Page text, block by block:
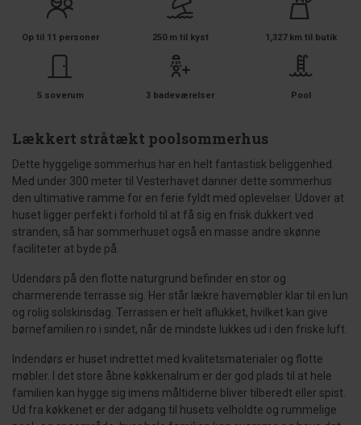
Op til 11 personer 250 m til kyst 1,327 km til butik
5 soverum 3 badeværelser Pool
Lækkert stråtækt poolsommerhus
Dette hyggelige sommerhus har en helt fantastisk beliggenhed.
Med under 300 meter til Vesterhavet danner dette sommerhus
den ultimative ramme for en ferie fyldt med oplevelser. Udover at
huset ligger perfekt i forhold til at få sig en frisk dukkert ved
stranden, så har sommerhuset også en masse andre skønne
faciliteter at byde på.
Udendørs på den flotte naturgrund befinder en stor og
charmerende terrasse sig. Her står lækre havemøbler klar til en lun
og rolig solskinsdag. Terrassen er helt aflukket, hvilket kan give
børnefamilien ro i sindet, når de mindste lukkes ud i den friske luft.
Indendørs er huset indrettet med kvalitetsmaterialer og flotte
møbler. I det store åbne køkkenalrum er der god plads til at hele
familien kan hygge sig imens måltiderne bliver tilberedt eller spist.
Ud fra køkkenet er der adgang til husets velholdte og rummelige